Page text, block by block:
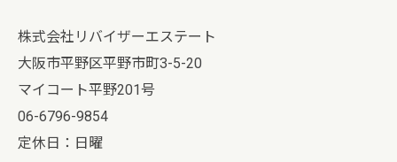
株式会社リバイザーエステート
大阪市平野区平野市町3-5-20
マイコート平野201号
06-6796-9854
定休日：日曜